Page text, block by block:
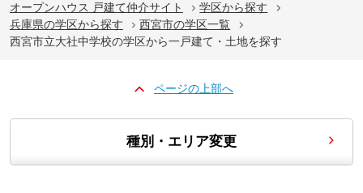
オープンハウス 戸建て仲介サイト
学区から探す
兵庫県の学区から探す
西宮市の学区一覧
西宮市立大社中学校の学区から一戸建て・土地を探す
ページの上部へ
種別・エリア変更